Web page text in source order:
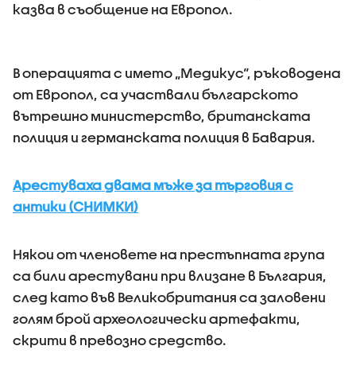
казва в съобщение на Европол.
В операцията с името „Медикус“, ръководена
от Европол, са участвали българското
вътрешно министерство, британската
полиция и германската полиция в Бавария.
Арестуваха двама мъже за търговия с
антики (СНИМКИ)
Някои от членовете на престъпната група
са били арестувани при влизане в България,
след като във Великобритания са заловени
голям брой археологически артефакти,
скрити в превозно средство.